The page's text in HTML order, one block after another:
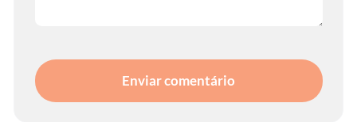
Enviar comentário